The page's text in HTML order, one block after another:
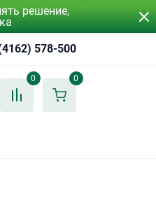
решение,
578-500
0 0